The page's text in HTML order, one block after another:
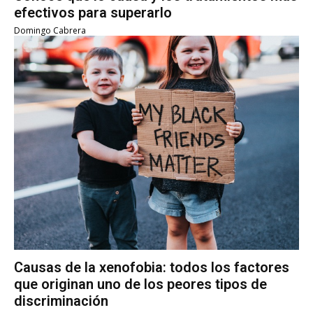
efectivos para superarlo
Domingo Cabrera
Causas de la xenofobia: todos los factores
que originan uno de los peores tipos de
discriminación